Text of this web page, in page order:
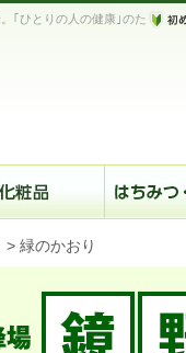
｢ひとりの人の健康｣のた
> 緑のかおり